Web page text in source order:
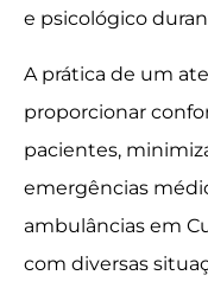
e psicológico
A prática de um
proporcionar
pacientes,
emergências
ambulâncias em
com diversas